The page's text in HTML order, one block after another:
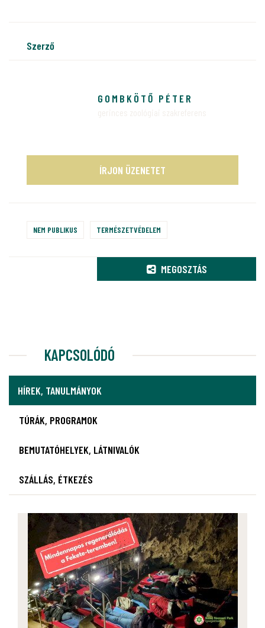
szerző
GOMBKÖTŐ PÉTER
ÍRJON ÜZENETET
NEM PUBLIKUS TERMÉSZETVÉDELEM
MEGOSZTÁS
KAPCSOLÓDÓ
HÍREK, TANULMÁNYOK
TÚRÁK, PROGRAMOK
BEMUTATÓHELYEK, LÁTNIVALÓK
SZÁLLÁS, ÉTKEZÉS